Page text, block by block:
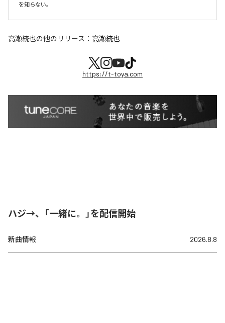
を知らない。
高瀬統也の他のリリース： 高瀬統也
https://t-toya.com
ハジ→、「一緒に。」を配信開始
新曲情報 2026.8.8